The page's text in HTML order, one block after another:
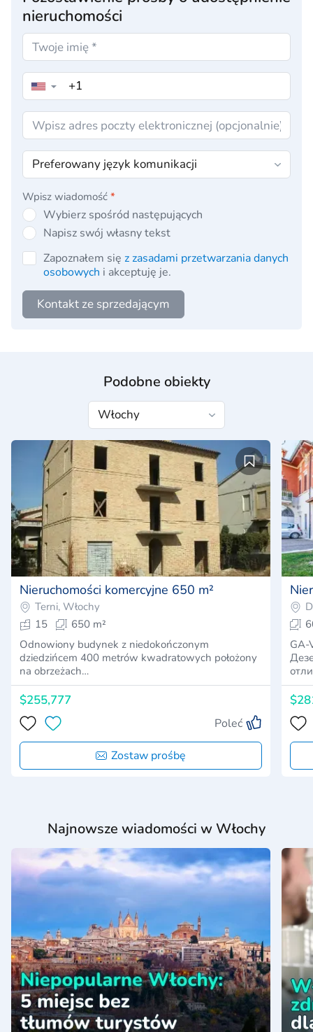
nieruchomości
▼
Wpisz wiadomość *
Wybierz spośród następujących
Napisz swój własny tekst
Zapoznałem się z zasadami przetwarzania danych
osobowych i akceptuję je.
Kontakt ze sprzedającym
Podobne obiekty
Nieruchomości komercyjne 650 m²
Terni, Włochy
15
650 m²
Odnowiony budynek z niedokończonym
dziedzińcem 400 metrów kwadratowych położony
na obrzeżach…
$255,777
Poleć
Zostaw prośbę
GA-
Najnowsze wiadomości w Włochy